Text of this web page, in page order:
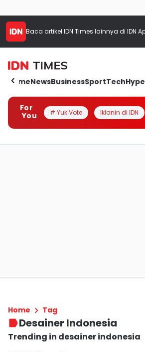
Baca artikel IDN Times lainnya di IDN
HomeNewsBusinessSportTechHype
For
You
# Yuk Vote Iklanin di IDN
Home Tag
Desainer Indonesia
Trending in desainer indonesia